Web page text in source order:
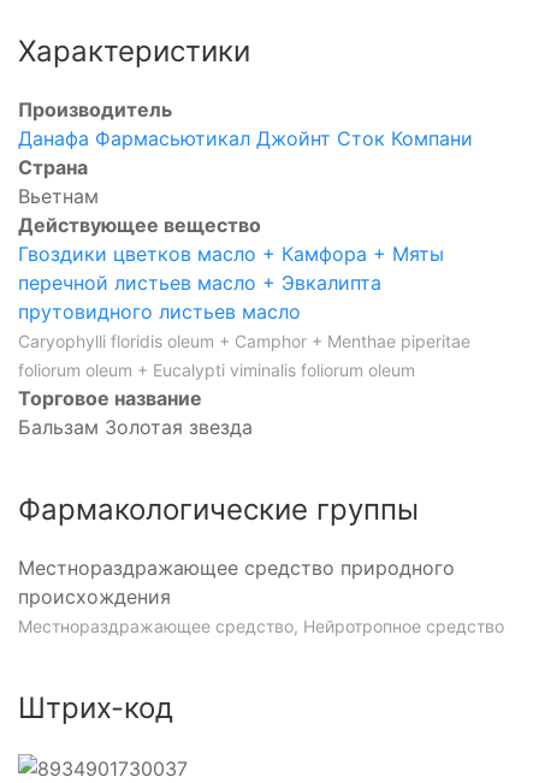
Характеристики
Производитель
Данафа Фармасьютикал Джойнт Сток Компани
Страна
Вьетнам
Действующее вещество
Гвоздики цветков масло + Камфора + Мяты
перечной листьев масло + Эвкалипта
прутовидного листьев масло
Caryophylli floridis oleum + Camphor + Menthae piperitae
foliorum oleum + Eucalypti viminalis foliorum oleum
Торговое название
Бальзам Золотая звезда
Фармакологические группы
Местнораздражающее средство природного
происхождения
Местнораздражающее средство, Нейротропное средство
Штрих-код